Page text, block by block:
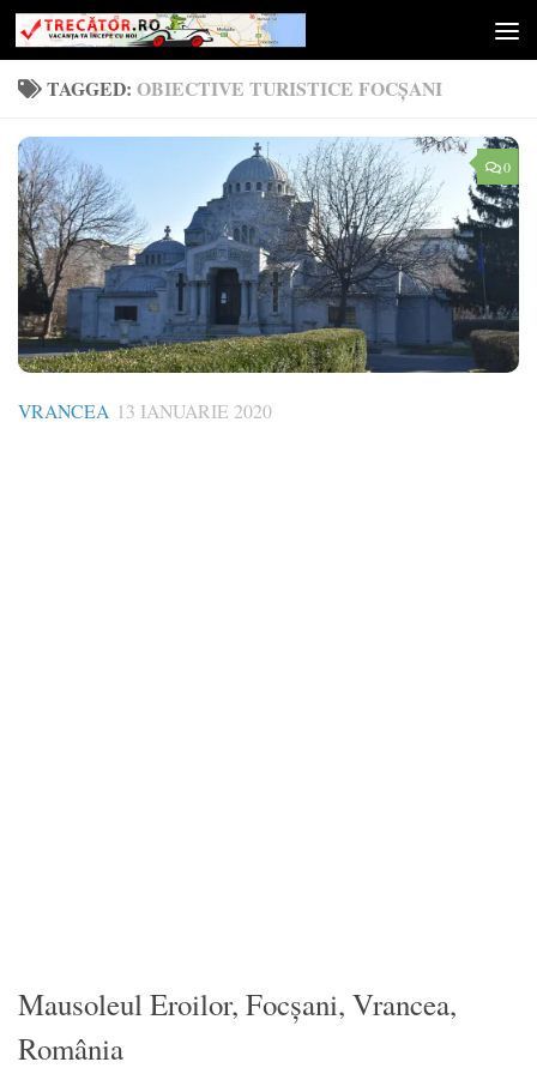
Skip to content
TAGGED: OBIECTIVE TURISTICE FOCȘANI
0
VRANCEA 13 IANUARIE 2020
Mausoleul Eroilor, Focșani, Vrancea,
România